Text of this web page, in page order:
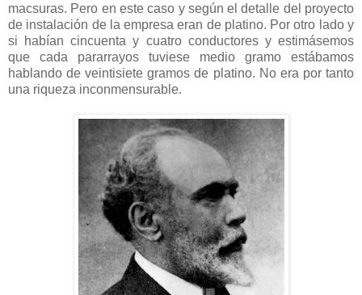
macsuras. Pero en este caso y según el detalle del proyecto
de instalación de la empresa eran de platino. Por otro lado y
si habían cincuenta y cuatro conductores y estimásemos
que cada pararrayos tuviese medio gramo estábamos
hablando de veintisiete gramos de platino. No era por tanto
una riqueza inconmensurable.